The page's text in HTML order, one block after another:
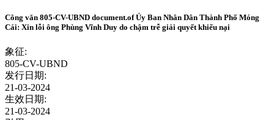
Công văn 805-CV-UBND document.of Ủy Ban Nhân Dân Thành Phố Móng
Cái: Xin lỗi ông Phùng Vĩnh Duy do chậm trễ giải quyết khiếu nại
象征:
805-CV-UBND
发行日期:
21-03-2024
生效日期:
21-03-2024